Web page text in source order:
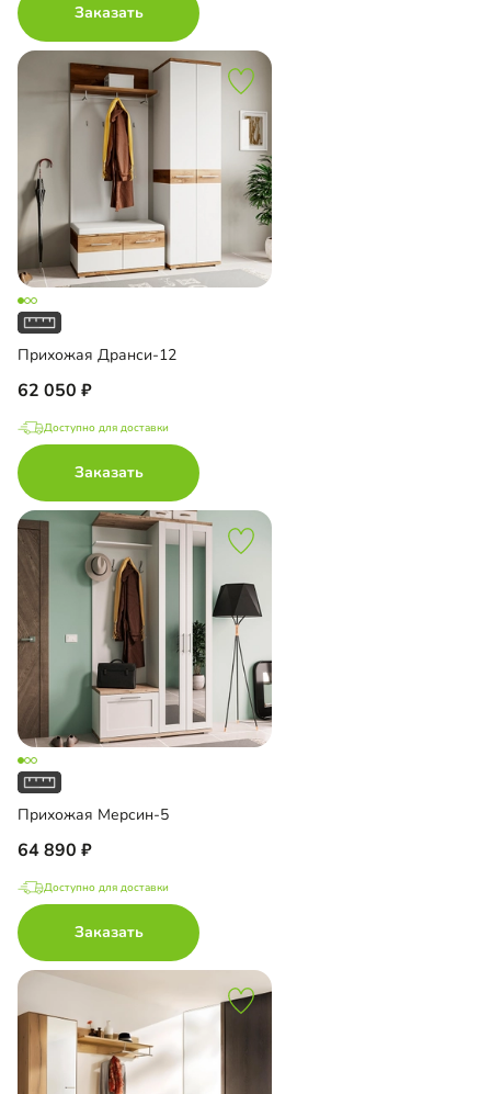
Заказать
Прихожая Дранси-12
62 050
Доступно для доставки
Заказать
Прихожая Мерсин-5
64 890
Доступно для доставки
Заказать